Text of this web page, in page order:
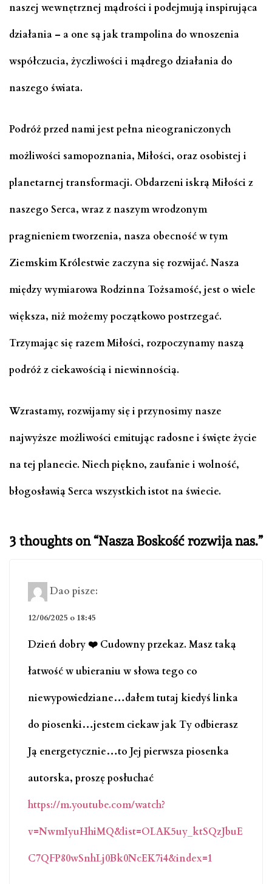
naszej wewnętrznej mądrości i podejmują inspirująca
działania – a one są jak trampolina do wnoszenia
współczucia, życzliwości i mądrego działania do
naszego świata.
Podróż przed nami jest pełna nieograniczonych
możliwości samopoznania, Miłości, oraz osobistej i
planetarnej transformacji. Obdarzeni iskrą Miłości z
naszego Serca, wraz z naszym wrodzonym
pragnieniem tworzenia, nasza obecność w tym
Ziemskim Królestwie zaczyna się rozwijać. Nasza
między wymiarowa Rodzinna Tożsamość, jest o wiele
większa, niż możemy początkowo postrzegać.
Trzymając się razem Miłości, rozpoczynamy naszą
podróż z ciekawością i niewinnością.
Wzrastamy, rozwijamy się i przynosimy nasze
najwyższe możliwości emitując radosne i święte życie
na tej planecie. Niech piękno, zaufanie i wolność,
błogosławią Serca wszystkich istot na świecie.
3 thoughts on “Nasza Boskość rozwija nas.”
Dao pisze:
12/06/2025 o 18:45
Dzień dobry ❤️ Cudowny przekaz. Masz taką
łatwość w ubieraniu w słowa tego co
niewypowiedziane…dałem tutaj kiedyś linka
do piosenki…jestem ciekaw jak Ty odbierasz
Ją energetycznie…to Jej pierwsza piosenka
autorska, proszę posłuchać
https://m.youtube.com/watch?
v=NwmIyuHhiMQ&list=OLAK5uy_ktSQzJbuE
C7QFP80wSnhLj0Bk0NcEK7i4&index=1